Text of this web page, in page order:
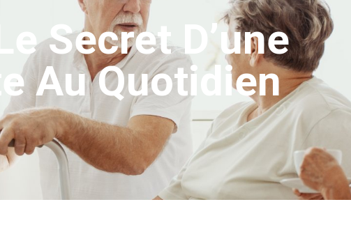
Secret D’une
Au Quotidien